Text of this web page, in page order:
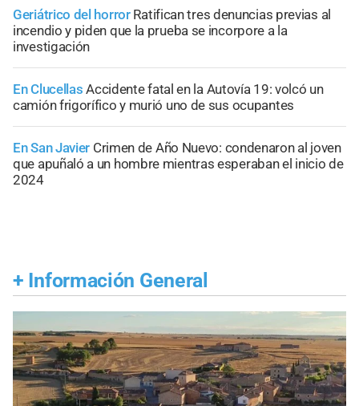
Geriátrico del horror Ratifican tres denuncias previas al
incendio y piden que la prueba se incorpore a la
investigación
En Clucellas Accidente fatal en la Autovía 19: volcó un
camión frigorífico y murió uno de sus ocupantes
En San Javier Crimen de Año Nuevo: condenaron al joven
que apuñaló a un hombre mientras esperaban el inicio de
2024
+ Información General